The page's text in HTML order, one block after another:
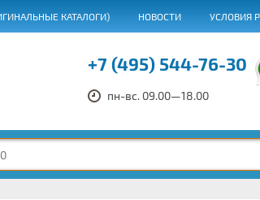
КАТАЛОГИ) НОВОСТИ УСЛОВИЯ
+7 (495) 544-76-30
пн-вс. 09.00—18.00